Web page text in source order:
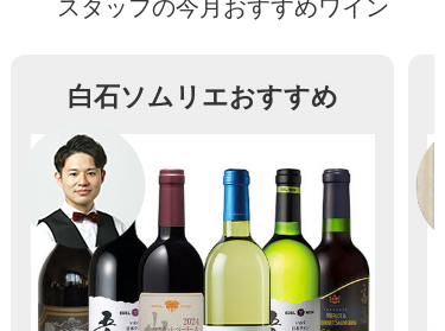
スタッフの今月おすすめワイン
白石ソムリエおすすめ